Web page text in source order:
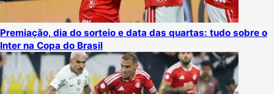
Premiação, dia do sorteio e data das quartas: tudo sobre o
Inter na Copa do Brasil